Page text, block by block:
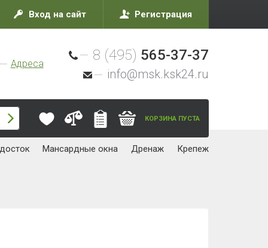
Вход на сайт Регистрация
Адреса
8 (495) 565-37-37
info@msk.ksk24.ru
КОРЗИНА ПУСТА
Мансардные окна Дренаж Крепеж